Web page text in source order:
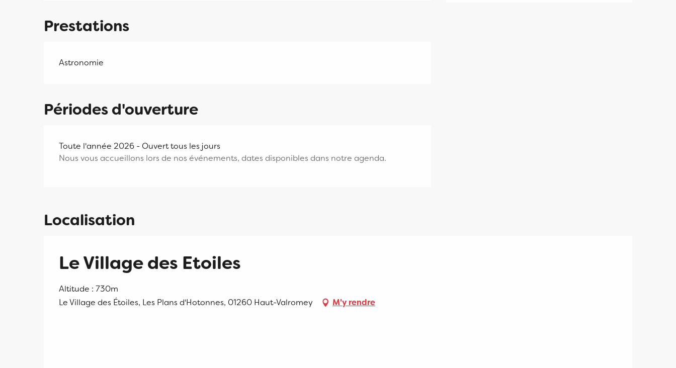
Prestations
Astronomie
Périodes d'ouverture
Toute l'année 2026 - Ouvert tous les jours
Nous vous accueillons lors de nos événements, dates disponibles dans notre agenda.
Localisation
Le Village des Etoiles
Altitude : 730m
Le Village des Étoiles, Les Plans d'Hotonnes, 01260 Haut-Valromey
M'y rendre